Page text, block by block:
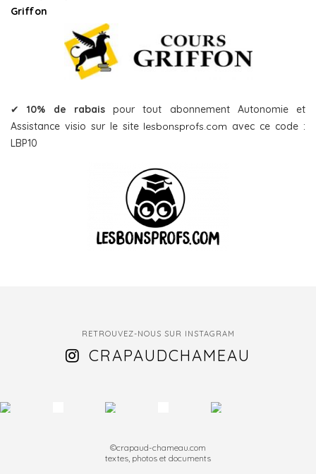
Griffon
✔10% de rabaispour tout abonnement Autonomie et
Assistance visio sur le site lesbonsprofs.com avec ce code :
LBP10
RETROUVEZ-NOUS SUR INSTAGRAM
CRAPAUDCHAMEAU
©crapaud-chameau.com
textes, photos et documents